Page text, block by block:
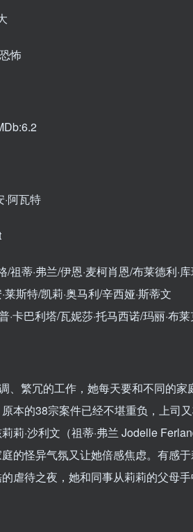
怖
瓦特
·弗兰/伊恩·麦柯肖恩/布莱德利·库
莱斯特/凯莉·奥马利/辛西娅·斯蒂文
卡巴利塔/瓦妮莎·托马西诺/玛丽·布
、繁冗的工作，她每天要和不同的家
本的38宗案件已经不堪重负，上司
莉·沙利文（祖蒂·弗兰 Jodelle
的怪异气氛又让她倍感焦虑。有感
虐待之夜，她和同事从莉莉的父母